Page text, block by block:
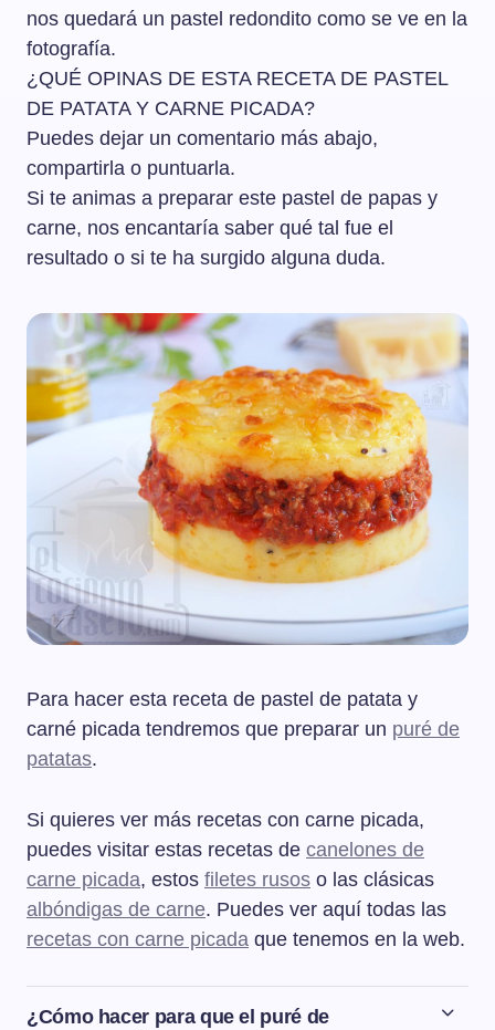
nos quedará un pastel redondito como se ve en la
fotografía.
¿QUÉ OPINAS DE ESTA RECETA DE PASTEL
DE PATATA Y CARNE PICADA?
Puedes dejar un comentario más abajo,
compartirla o puntuarla.
Si te animas a preparar este pastel de papas y
carne, nos encantaría saber qué tal fue el
resultado o si te ha surgido alguna duda.
Para hacer esta receta de pastel de patata y
carné picada tendremos que preparar un puré de
patatas.
Si quieres ver más recetas con carne picada,
puedes visitar estas recetas de canelones de
carne picada, estos filetes rusos o las clásicas
albóndigas de carne. Puedes ver aquí todas las
recetas con carne picada que tenemos en la web.
¿Cómo hacer para que el puré de